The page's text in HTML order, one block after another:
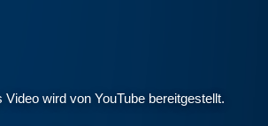
Video wird von YouTube bereitgestellt.